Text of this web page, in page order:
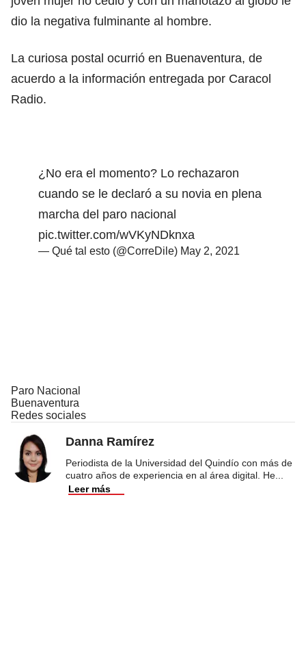
dio la negativa fulminante al hombre.
La curiosa postal ocurrió en Buenaventura, de
acuerdo a la información entregada por Caracol
Radio.
¿No era el momento? Lo rechazaron
cuando se le declaró a su novia en plena
marcha del paro nacional
pic.twitter.com/wVKyNDknxa
— Qué tal esto (@CorreDile) May 2, 2021
Paro Nacional
Buenaventura
Redes sociales
Danna Ramírez
Periodista de la Universidad del Quindío con más de
cuatro años de experiencia en al área digital. He
Leer más